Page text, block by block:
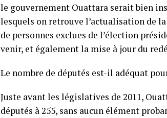
le gouvernement Ouattara serait bien
lesquels on retrouve l’actualisation de
de personnes exclues de l’élection
venir, et également la mise à jour du
Le nombre de députés est-il adéquat
Juste avant les législatives de 2011,
députés à 255, sans aucun élément